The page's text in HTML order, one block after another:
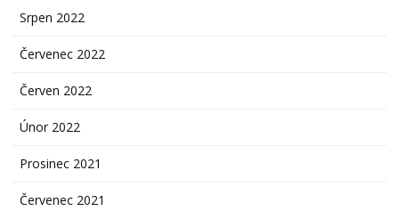
Srpen 2022
Červenec 2022
Červen 2022
Únor 2022
Prosinec 2021
Červenec 2021